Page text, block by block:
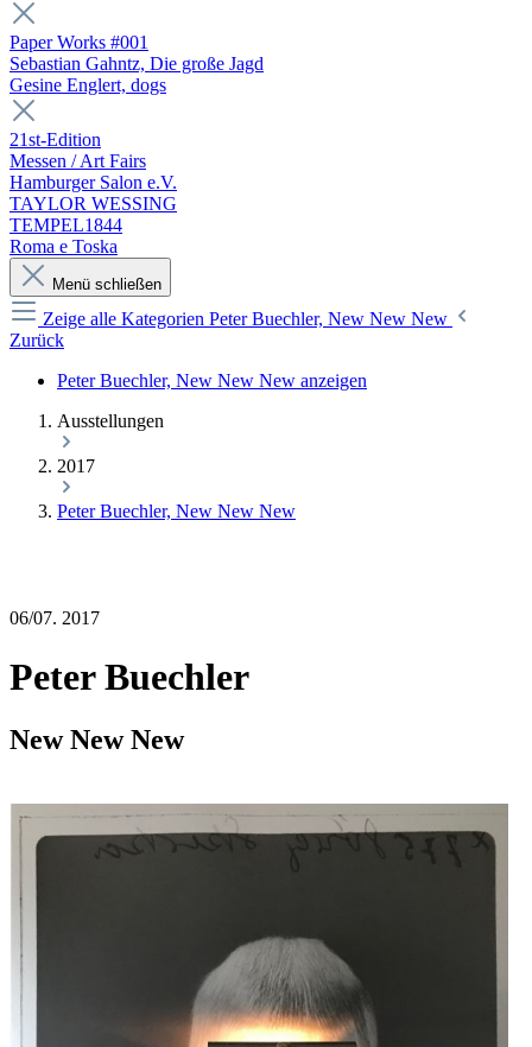
Paper Works #001
Sebastian Gahntz, Die große Jagd
Gesine Englert, dogs
21st-Edition
Messen / Art Fairs
Hamburger Salon e.V.
TAYLOR WESSING
TEMPEL1844
Roma e Toska
Menü schließen
Zeige alle Kategorien Peter Buechler, New New New
Zurück
Peter Buechler, New New New anzeigen
Ausstellungen
2017
Peter Buechler, New New New
06/07. 2017
Peter Buechler
New New New